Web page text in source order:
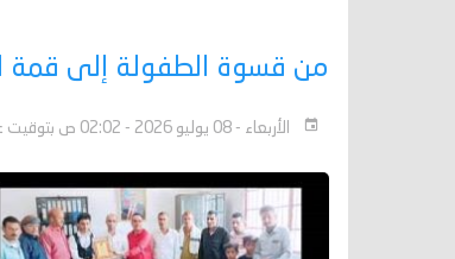
من قسوة الطفولة إلى قمة
الأربعاء - 08 يوليو 2026 - 02:02 ص بتوقيت عدن